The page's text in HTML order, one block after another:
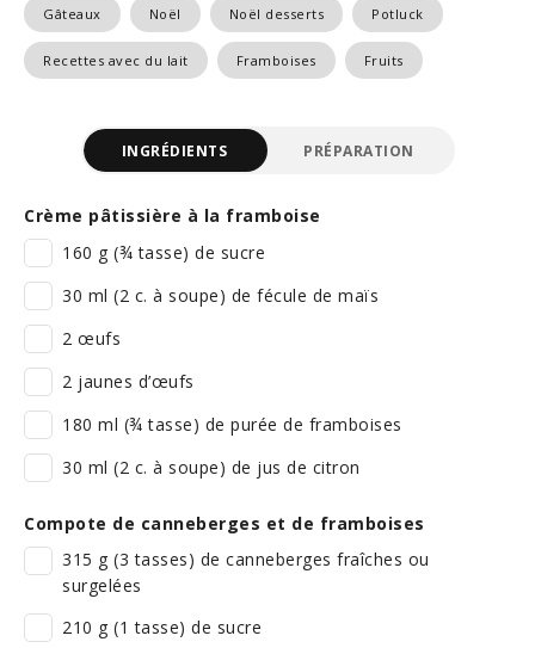
Gâteaux Noël Noël desserts Potluck
Recettes avec du lait Framboises Fruits
INGRÉDIENTS PRÉPARATION
Crème pâtissière à la framboise
160 g (¾ tasse) de sucre
30 ml (2 c. à soupe) de fécule de maïs
2 œufs
2 jaunes d’œufs
180 ml (¾ tasse) de purée de framboises
30 ml (2 c. à soupe) de jus de citron
Compote de canneberges et de framboises
315 g (3 tasses) de canneberges fraîches ou
surgelées
210 g (1 tasse) de sucre